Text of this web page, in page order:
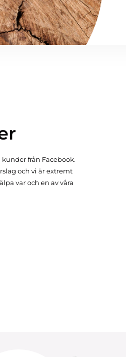
från Facebook.
och vi är extremt
var och en av våra